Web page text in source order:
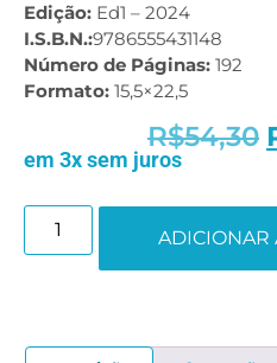
Edição: Ed1 – 2024
I.S.B.N.:9786555431148
Número de Páginas: 192
Formato: 15,5×22,5
R$54,30
em 3x sem juros
ADICIONAR